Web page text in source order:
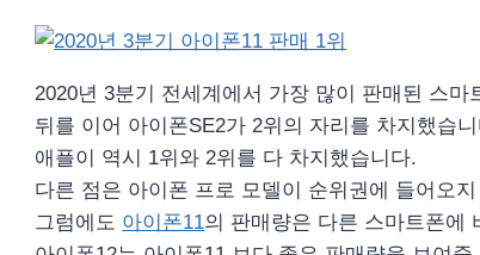
2020년 3분기 전세계에서 가장 많이 판매된 스마
뒤를 이어 아이폰SE2가 2위의 자리를 차지했습
애플이 역시 1위와 2위를 다 차지했습니다.
다른 점은 아이폰 프로 모델이 순위권에 들어오
그럼에도 아이폰11의 판매량은 다른 스마트폰에